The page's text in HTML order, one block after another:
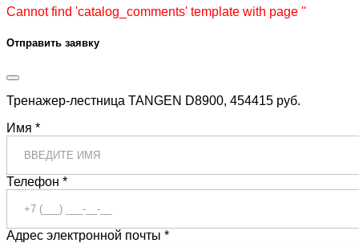
Cannot find 'catalog_comments' template with page ''
Отправить заявку
Тренажер-лестница TANGEN D8900, 454415 руб.
Имя *
Телефон *
Адрес электронной почты *